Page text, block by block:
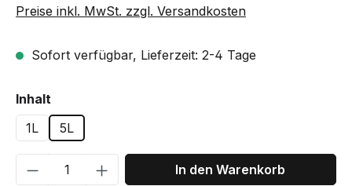
Preise inkl. MwSt. zzgl. Versandkosten
Sofort verfügbar, Lieferzeit: 2-4 Tage
Inhalt
1L
5L
Produkt Anzahl: Gib denIn den Warenkorb